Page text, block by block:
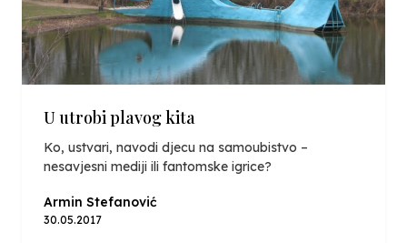
U utrobi plavog kita
Ko, ustvari, navodi djecu na samoubistvo –
nesavjesni mediji ili fantomske igrice?
Armin Stefanović
30.05.2017